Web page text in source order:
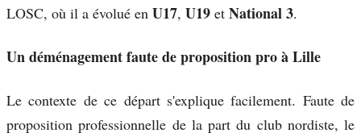
LOSC, où il a évolué en U17, U19 et National 3.
Un déménagement faute de proposition pro à Lille
Le contexte de ce départ s'explique facilement. Faute de
proposition professionnelle de la part du club nordiste, le